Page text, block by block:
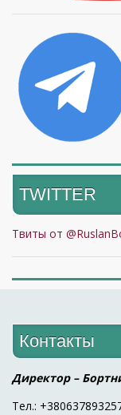
TWITTER
Твиты от
Контакты
Директор –
Тел.: